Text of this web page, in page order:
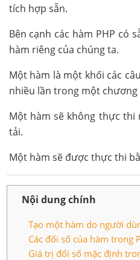
tích hợp sẵn.
Bên cạnh các hàm PHP có
hàm riêng của chúng ta.
Một hàm là một khối các
nhiều lần trong một
Một hàm sẽ không thực
tải.
Một hàm sẽ được thực thi
Nội dung chính
Tạo một hàm do người
Các đối số của hàm trong
Giá trị đối số mặc định